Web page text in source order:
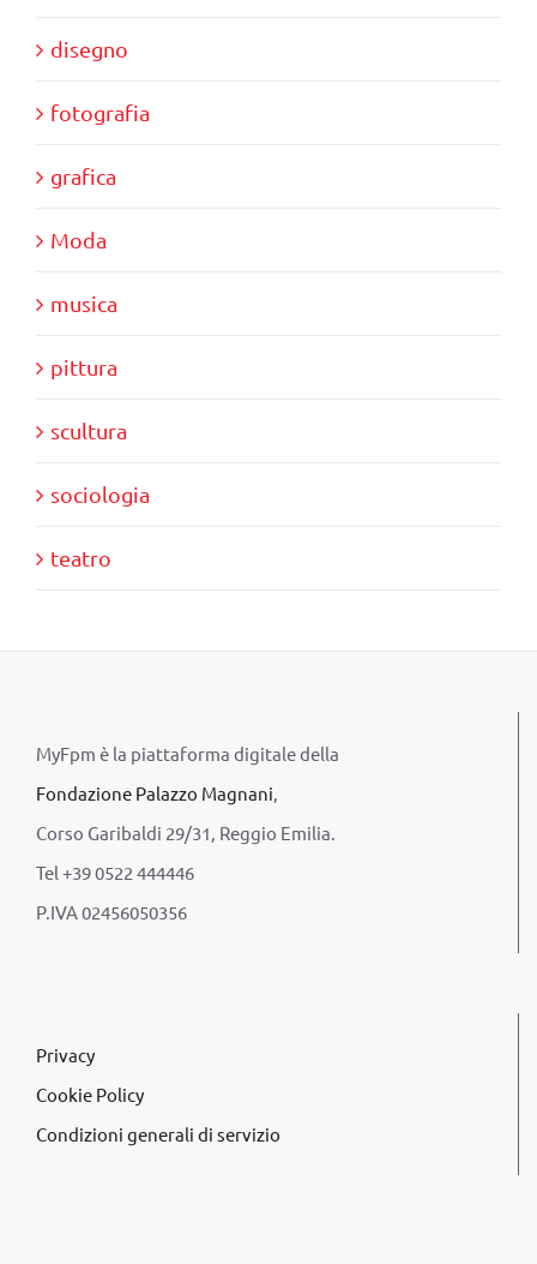
disegno
fotografia
grafica
Moda
musica
pittura
scultura
sociologia
teatro
MyFpm è la piattaforma digitale della
Fondazione Palazzo Magnani,
Corso Garibaldi 29/31, Reggio Emilia.
Tel +39 0522 444446
P.IVA 02456050356
Privacy
Cookie Policy
Condizioni generali di servizio